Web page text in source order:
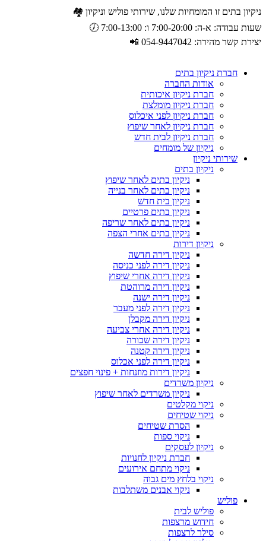
ניקיון בתים זו המומחיות שלנו, שירותי פוליש וניקיון 🏘️
שעות עבודה: א-ה: 7:00-20:00 ו: 7:00-13:00 🕖
יצירת קשר מהירה: 054-9447042 📲
חברת ניקיון בתים
אודות החברה
חברת ניקיון איכותית
חברת ניקיון מומלצת
חברת ניקיון לפני איכלוס
חברת ניקיון לאחר שיפוץ
חברת ניקיון לבית חדש
ניקיון של מומחים
שירותי ניקיון
ניקיון בתים
ניקיון בתים לאחר שיפוץ
ניקיון בתים לאחר בנייה
ניקיון בית חדש
ניקיון בתים פרטיים
ניקיון בתים לאחר שריפה
ניקיון בתים אחרי הצפה
ניקיון דירות
ניקיון דירה חדשה
ניקיון דירה לפני כניסה
ניקיון דירה אחרי שיפוץ
ניקיון דירה מרוהטת
ניקיון דירה ישנה
ניקיון דירה לפני מעבר
ניקיון דירה מקבלן
ניקיון דירה אחרי צביעה
ניקיון דירה שכורה
ניקיון דירה קטנה
ניקיון דירה לפני אכלוס
ניקיון דירות מוזנחות + פינוי חפצים
ניקיון משרדים
ניקיון משרדים לאחר שיפוץ
ניקוי מקלטים
ניקוי שטיחים
הסרת שטיחים
ניקוי ספות
ניקיון לעסקים
חברת ניקיון לחנויות
ניקוי מתחם אירועים
ניקוי בלחץ מים גבוה
ניקוי אבנים משתלבות
פוליש
פוליש לבית
חידוש מרצפות
סילר לרצפות